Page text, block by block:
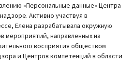
«Персональные данные» Центра
Активно участвуя в
Елена разрабатывала окружную
мероприятий, направленных на
восприятия обществом
и Центров компетенций в области